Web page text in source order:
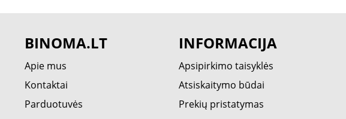
BINOMA.LT
Apie mus
Kontaktai
Parduotuvės
INFORMACIJA
Apsipirkimo taisyklės
Atsiskaitymo būdai
Prekių pristatymas